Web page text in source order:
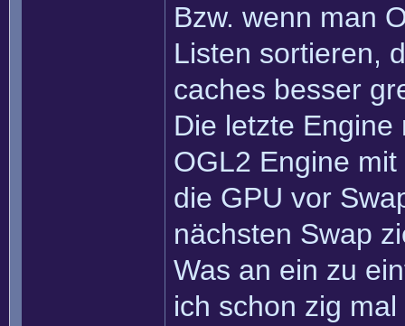
Bzw. wenn man
Listen sortieren,
caches besser
Die letzte
OGL2 Engine
die GPU vor
nächsten Swap
Was an ein zu
ich schon zig